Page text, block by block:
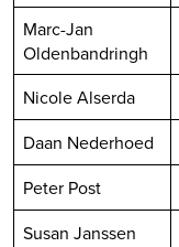
Marc-Jan
Oldenbandringh
Nicole Alserda
Daan Nederhoed
Peter Post
Susan Janssen